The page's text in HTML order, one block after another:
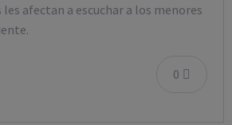
afectan a escuchar a los menores
0